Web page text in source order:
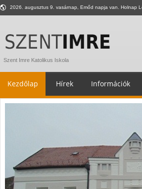
2026. augusztus 9. vasárnap, Emőd napja van. Holnap
Szent Imre Katolikus Iskola
Kezdőlap Hírek Információk